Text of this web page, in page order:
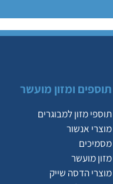
תוספים ומזון מועשר
תוספי מזון למבוגרים
מוצרי אנשור
מסמיכים
מזון מועשר
מוצרי הדסה שייק